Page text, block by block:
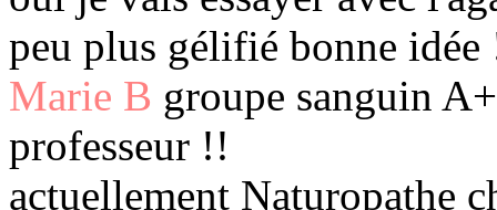
peu plus gélifié bonne
Marie B groupe sanguin
professeur !!
actuellement Naturopathe